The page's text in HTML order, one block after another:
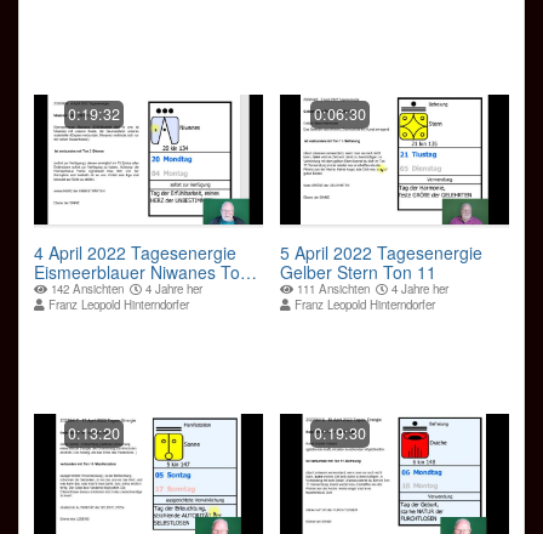
0:19:32
4 April 2022 Tagesenergie
Eismeerblauer Niwanes Ton
3 142 Ansichten
4 Jahre her
Franz Leopold Hinterndorfer
0:06:30
5 April 2022 Tagesenergie
Gelber Stern Ton 11
111 Ansichten
4 Jahre her
Franz Leopold Hinterndorfer
0:13:20 0:19:30